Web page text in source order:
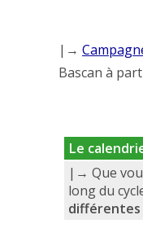
|→
Bascan à
Le
|→ Que
long du
différentes